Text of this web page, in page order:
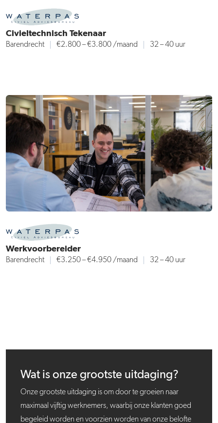
Civieltechnisch Tekenaar
Barendrecht €2.800 – €3.800/maand 32 – 40 uur
Werkvoorbereider
Barendrecht €3.250 – €4.950 /maand 32 – 40 uur
Wat is onze grootste uitdaging?
Onze grootste uitdaging is om door te groeien naar
maximaal vijftig werknemers, waarbij onze klanten goed
begeleid worden en voorzien worden van onze belofte